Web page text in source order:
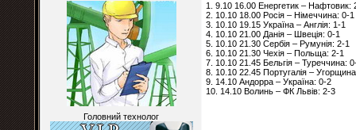
Головний технолог
1. 9.10 16.00 Енергетик – Нафтовик:
2. 10.10 18.00 Росія – Німеччина: 0-1
3. 10.10 19.15 Україна – Англія: 1-1
4. 10.10 21.00 Данія – Швеція: 0-1
5. 10.10 21.30 Сербія – Румунія: 2-1
6. 10.10 21.30 Чехія – Польща: 2-1
7. 10.10 21.45 Бельгія – Туреччина:
8. 10.10 22.45 Португалія –
9. 14.10 Андорра – Україна: 0-2
10. 14.10 Волинь – ФК Львів: 2-3